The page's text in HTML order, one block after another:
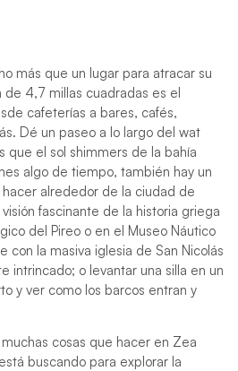
más que un lugar para atracar su
de 4,7 millas cuadradas es el
cafeterías a bares, cafés,
Dé un paseo a lo largo del wat
que el sol shimmers de la bahía
algo de tiempo, también hay un
alrededor de la ciudad de
fascinante de la historia griega
del Pireo o en el Museo Náutico
con la masiva iglesia de San Nicolás
intrincado; o levantar una silla en un
y ver como los barcos entran y
cosas que hacer en Zea
buscando para explorar la